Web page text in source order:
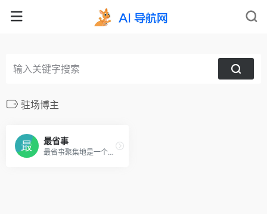
驻场博主
最省事
最省事聚集地是一个内容创作与分享社区，专注收集和分享负责任、有智趣、贴近生活的内容。